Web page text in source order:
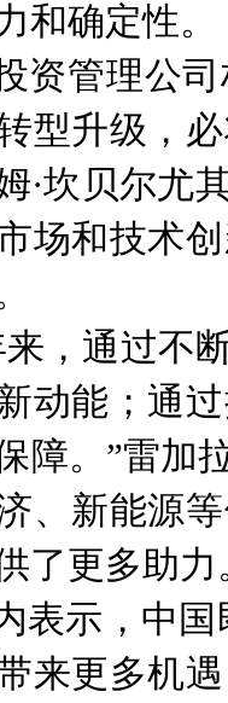
和确定性。
资管理公
型升级，
·坎贝尔尤
场和技术
来，通过不
动能；通
障。”雷加
、新能源
了更多助力
表示，中
来更多机